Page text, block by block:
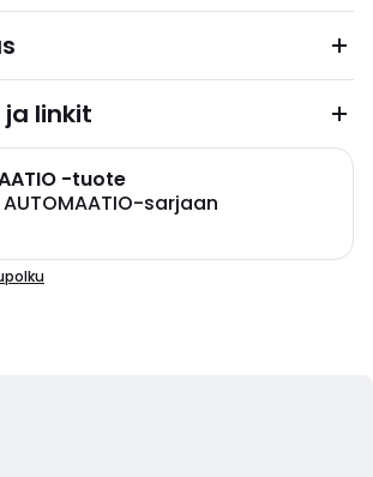
linkit
-tuote
AUTOMAATIO-sarjaan